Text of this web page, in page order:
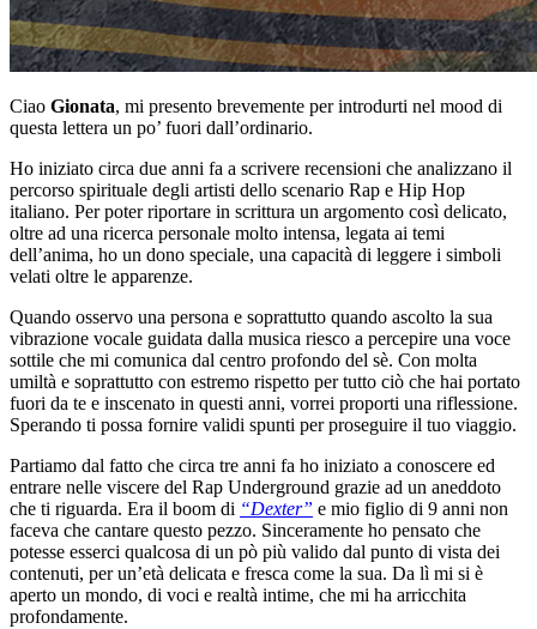
Ciao Gionata, mi presento brevemente per introdurti nel mood di
questa lettera un po’ fuori dall’ordinario.
Ho iniziato circa due anni fa a scrivere recensioni che analizzano il
percorso spirituale degli artisti dello scenario Rap e Hip Hop
italiano. Per poter riportare in scrittura un argomento così delicato,
oltre ad una ricerca personale molto intensa, legata ai temi
dell’anima, ho un dono speciale, una capacità di leggere i simboli
velati oltre le apparenze.
Quando osservo una persona e soprattutto quando ascolto la sua
vibrazione vocale guidata dalla musica riesco a percepire una voce
sottile che mi comunica dal centro profondo del sè. Con molta
umiltà e soprattutto con estremo rispetto per tutto ciò che hai portato
fuori da te e inscenato in questi anni, vorrei proporti una riflessione.
Sperando ti possa fornire validi spunti per proseguire il tuo viaggio.
Partiamo dal fatto che circa tre anni fa ho iniziato a conoscere ed
entrare nelle viscere del Rap Underground grazie ad un aneddoto
che ti riguarda. Era il boom di “Dexter” e mio figlio di 9 anni non
faceva che cantare questo pezzo. Sinceramente ho pensato che
potesse esserci qualcosa di un pò più valido dal punto di vista dei
contenuti, per un’età delicata e fresca come la sua. Da lì mi si è
aperto un mondo, di voci e realtà intime, che mi ha arricchita
profondamente.